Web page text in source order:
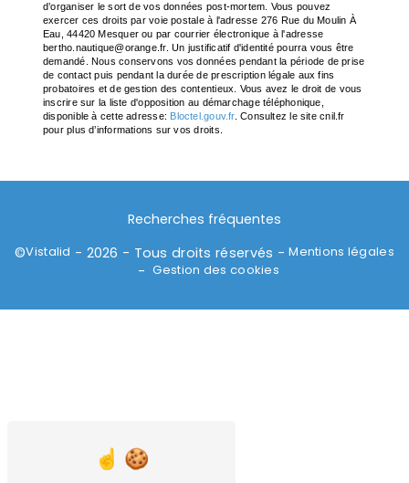
d’organiser le sort de vos données post-mortem. Vous pouvez
exercer ces droits par voie postale à l'adresse 276 Rue du Moulin À
Eau, 44420 Mesquer ou par courrier électronique à l'adresse
bertho.nautique@orange.fr. Un justificatif d'identité pourra vous être
demandé. Nous conservons vos données pendant la période de prise
de contact puis pendant la durée de prescription légale aux fins
probatoires et de gestion des contentieux. Vous avez le droit de vous
inscrire sur la liste d'opposition au démarchage téléphonique,
disponible à cette adresse:
Bloctel.gouv.fr. Consultez le site cnil.fr
pour plus d’informations sur vos droits.
Recherches fréquentes
©Vistalid - 2026 - Tous droits réservés -Mentions légales
-Gestion des cookies